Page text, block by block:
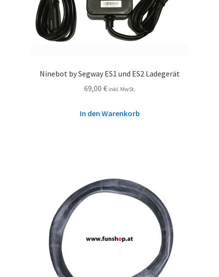
Ninebot by Segway ES1 und ES2 Ladegerät
69,00 € inkl. MwSt.
In den Warenkorb